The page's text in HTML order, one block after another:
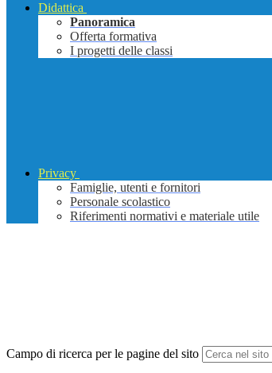
Didattica
Panoramica
Offerta formativa
I progetti delle classi
Privacy
Famiglie, utenti e fornitori
Personale scolastico
Riferimenti normativi e materiale utile
Campo di ricerca per le pagine del sito